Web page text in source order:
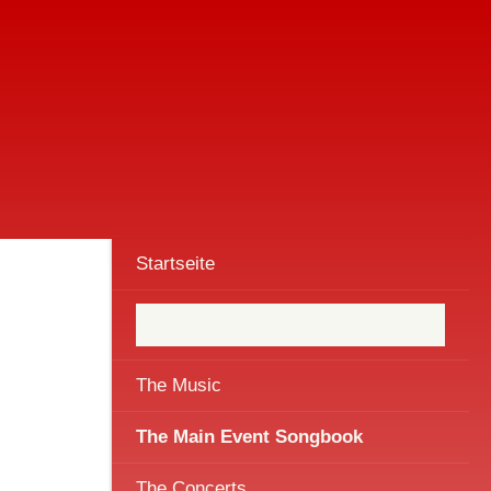
Startseite
The Music
The Main Event Songbook